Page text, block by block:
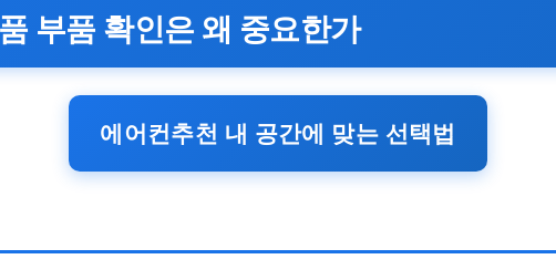
부품 확인은 왜 중요한가
에어컨추천 내 공간에 맞는 선택법